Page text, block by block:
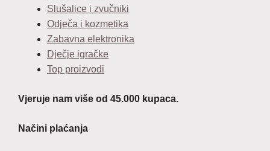
Slušalice i zvučniki
Odječa i kozmetika
Zabavna elektronika
Dječje igračke
Top proizvodi
Vjeruje nam više od 45.000 kupaca.
Načini plaćanja